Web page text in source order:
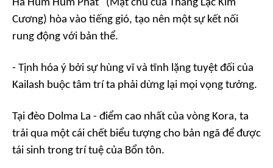
Ha Hum Hum Phat" (Mật chú của Thắng Lạc Kim
Cương) hòa vào tiếng gió, tạo nên một sự kết nối
rung động với bản thể.
- Tịnh hóa ý bởi sự hùng vĩ và tĩnh lặng tuyệt đối của
Kailash buộc tâm trí ta phải dừng lại mọi vọng tưởng.
Tại đèo Dolma La - điểm cao nhất của vòng Kora, ta
trải qua một cái chết biểu tượng cho bản ngã để được
tái sinh trong trí tuệ của Bổn tôn.